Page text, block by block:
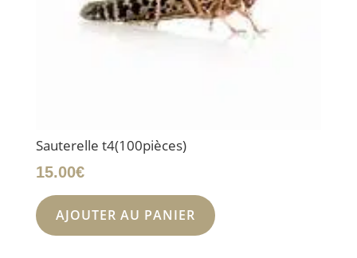
Sauterelle t4(100pièces)
15.00€
AJOUTER AU PANIER